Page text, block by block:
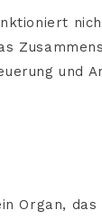
und
Organ,